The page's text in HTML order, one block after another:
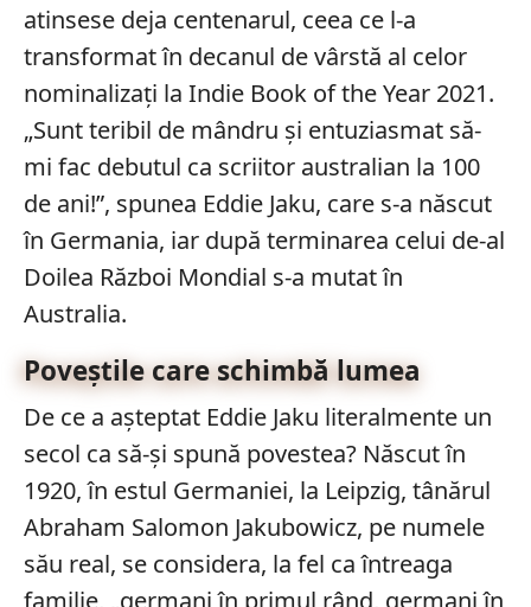
atinsese deja centenarul, ceea ce l-a
transformat în decanul de vârstă al celor
nominalizați la Indie Book of the Year 2021.
„Sunt teribil de mândru și entuziasmat să-
mi fac debutul ca scriitor australian la 100
de ani!”, spunea Eddie Jaku, care s-a născut
în Germania, iar după terminarea celui de-al
Doilea Război Mondial s-a mutat în
Australia.
Poveștile care schimbă lumea
De ce a așteptat Eddie Jaku literalmente un
secol ca să-și spună povestea? Născut în
1920, în estul Germaniei, la Leipzig, tânărul
Abraham Salomon Jakubowicz, pe numele
său real, se considera, la fel ca întreaga
familie, „germani în primul rând, germani în